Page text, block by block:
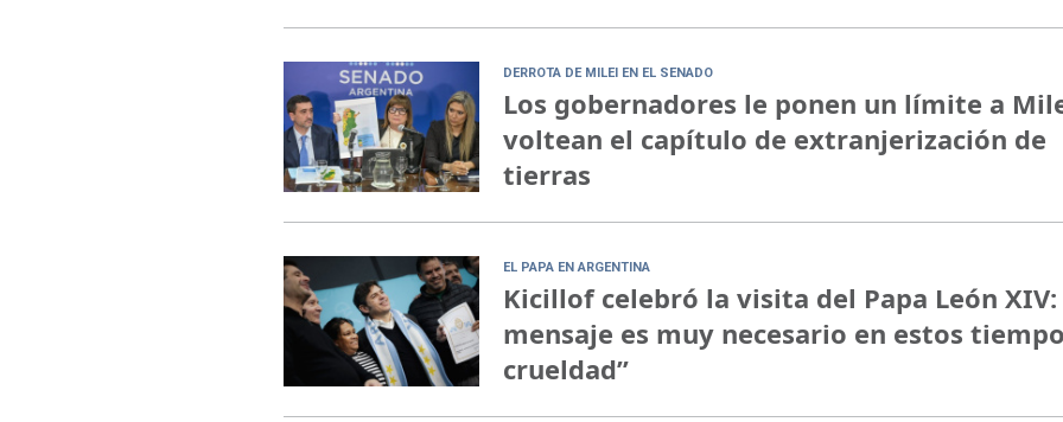
DERROTA DE MILEI EN EL SENADO
Los gobernadores le ponen un límite a
voltean el capítulo de extranjerización de
tierras
EL PAPA EN ARGENTINA
Kicillof celebró la visita del Papa León XIV:
mensaje es muy necesario en estos
crueldad”